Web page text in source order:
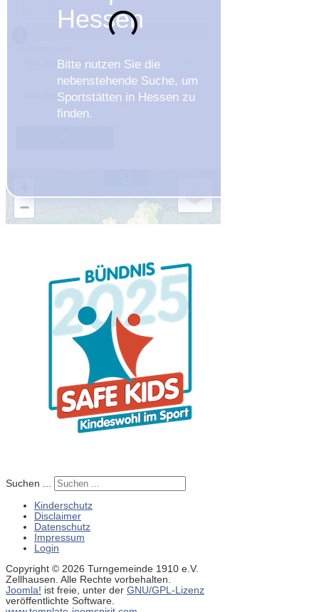
Suchen ...
Kinderschutz
Disclaimer
Datenschutz
Impressum
Login
Copyright © 2026 Turngemeinde 1910 e.V.
Zellhausen. Alle Rechte vorbehalten.
Joomla! ist freie, unter der GNU/GPL-Lizenz
veröffentlichte Software.